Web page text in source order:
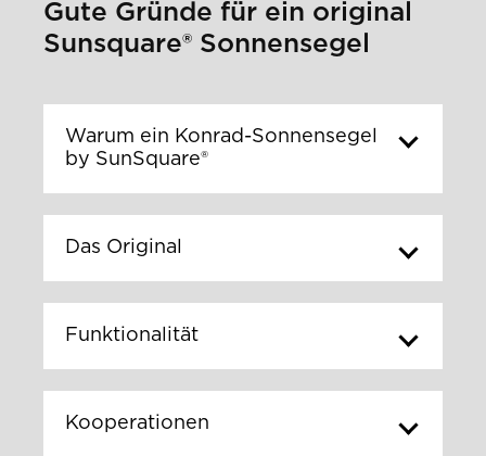
Gute Gründe für ein original
Sunsquare® Sonnensegel
Warum ein Konrad-Sonnensegel
by SunSquare®
Das Original
Funktionalität
Kooperationen